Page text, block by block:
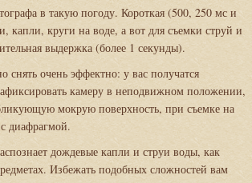
в такую погоду. Короткая (500, 250 мс и
круги на воде, а вот для съемки струй и
выдержка (более 1 секунды).
очень эффектно: у вас получатся
камеру в неподвижном положении,
мокрую поверхность, при съемке на
диафрагмой.
дождевые капли и струи воды, как
Избежать подобных сложностей вам